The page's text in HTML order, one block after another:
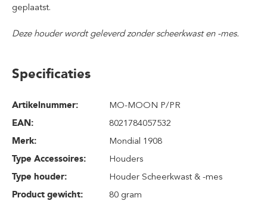
geplaatst.
Deze houder wordt geleverd zonder scheerkwast en -mes.
Specificaties
Artikelnummer:
MO-MOON P/PR
EAN:
8021784057532
Merk:
Mondial 1908
Type Accessoires:
Houders
Type houder:
Houder Scheerkwast & -mes
Product gewicht:
80 gram